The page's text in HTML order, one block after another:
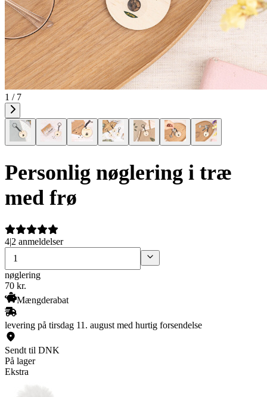
1 / 7
Personlig nøglering i træ
med frø
4|2 anmeldelser
nøglering
70 kr.
Mængderabat
levering på tirsdag 11. august med hurtig forsendelse
Sendt til DNK
På lager
Ekstra